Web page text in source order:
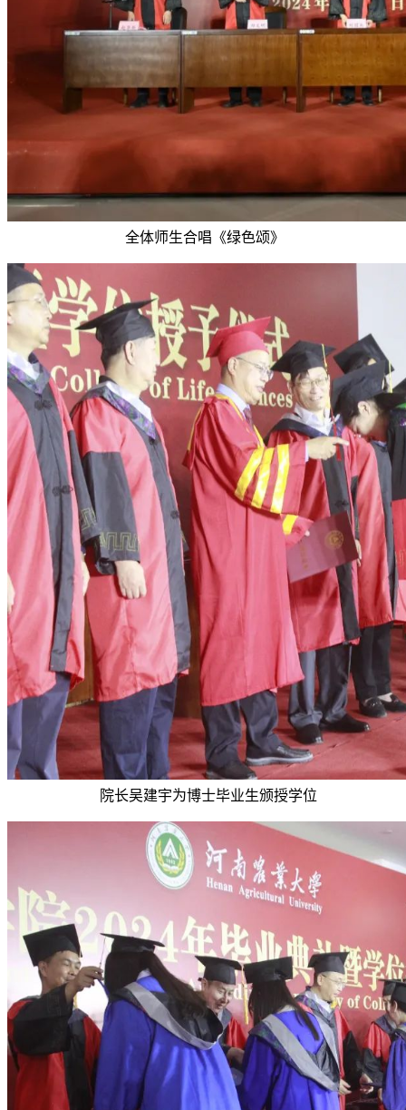
全体师生合唱《绿色颂》
院长吴建宇为博士毕业生颁授学位